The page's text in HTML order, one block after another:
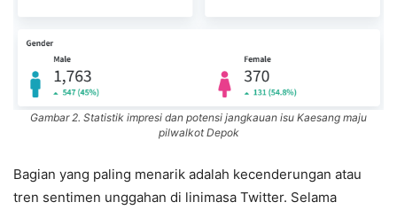
Gambar 2. Statistik impresi dan potensi jangkauan isu Kaesang maju
pilwalkot Depok
Bagian yang paling menarik adalah kecenderungan atau
tren sentimen unggahan di linimasa Twitter. Selama